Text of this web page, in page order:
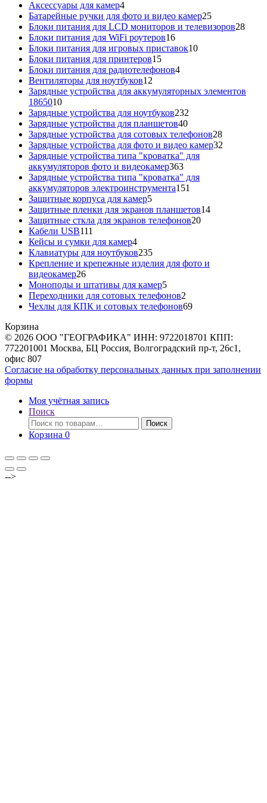
Аксессуары для камер44
товара
Батарейные ручки для фото и видео камер2525
товаров
Блоки питания для LCD мониторов и телевизоров2828
Блоки питания для WiFi роутеров1616
товаров
Блоки питания для игровых приставок1010
Блоки питания для принтеров1515
товаров
Блоки питания для радиотелефонов44
Вентиляторы для ноутбуков12
товаров
Зарядные устройства для аккумуляторных элементов
186501010
товаров
Зарядные устройства для ноутбуков232
Зарядные устройства для планшетов4040
товаров
Зарядные устройства для сотовых телефонов2828
товаров
Зарядные устройства для фото и видео камер32
Зарядные устройства типа "кроватка" для
аккумуляторов фото и видеокамер363363
товара
Зарядные устройства типа "кроватка" для
аккумуляторов электроинструмента151
Защитные корпуса для камер55
товаров
Защитные пленки для экранов планшетов1414
Защитные сткла для экранов телефонов2020
Кабели USB111
товаров
Кейсы и сумки для камер44
товара
Клавиатуры для ноутбуков235235
товаров
Крепление и крепежные изделия для фото и
видеокамер2626
товаров
Моноподы и штативы для камер55
товаров
Переходники для сотовых телефонов2
товара
Чехлы для КПК и сотовых телефонов6969
Корзина
© 2026 ООО "ГЕОГРАФИКА" ИНН: 9722018701 КПП:
772201001 Москва, БЦ Россия, Волгоградский пр-т, 26с1,
офис 807
Согласие на обработку персональных данных при заполнении
формы
Моя учётная запись
Поиск
Искать:
Поиск
Корзина 0
-->